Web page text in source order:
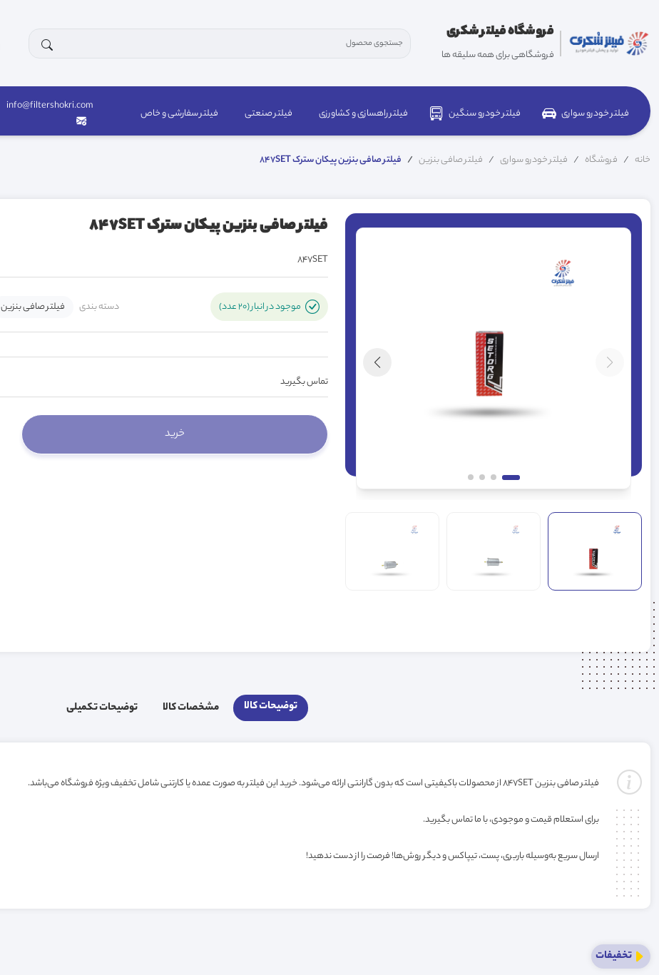
فروشگاه فیلتر شکری
فروشگاهی برای همه سلیقه ها
فیلتر خودرو سواری فیلتر خودرو سنگین فیلتر راهسازی و کشاورزی فیلتر صنعتی فیلتر سفارشی و خاص
info@filtershokri.com
خانه فروشگاه فیلتر خودرو سواری فیلتر صافی بنزین فیلتر صافی بنزین پیکان سترک 847SET
فیلتر صافی بنزین پیکان سترک 847SET
847SET
موجود در انبار (20 عدد) دسته بندی فیلتر صافی بنزین
تماس بگیرید
توضیحات کالا مشخصات کالا توضیحات تکمیلی
فیلتر صافی بنزین 847SET از محصولات باکیفیتی است که بدون گارانتی ارائه می‌شود. خرید این فیلتر به صورت عمده یا کارتنی شامل تخفیف ویژه فروشگاه می‌باشد.
برای استعلام قیمت و موجودی، با ما تماس بگیرید.
ارسال سریع به‌وسیله باربری، پست، تیپاکس و دیگر روش‌ها! فرصت را از دست ندهید!
تخفیفات